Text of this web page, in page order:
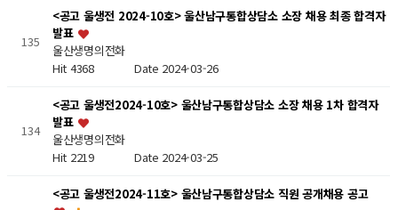
135
<공고 울생전 2024-10호> 울산남구통합상담소 소장 채용 최종 합격자
발표
울산생명의전화
Hit 4368 Date 2024-03-26
134
<공고 울생전2024-10호> 울산남구통합상담소 소장 채용 1차 합격자
발표
울산생명의전화
Hit 2219 Date 2024-03-25
<공고 울생전2024-11호> 울산남구통합상담소 직원 공개채용 공고